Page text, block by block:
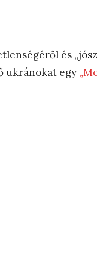
és
ukránokat egy